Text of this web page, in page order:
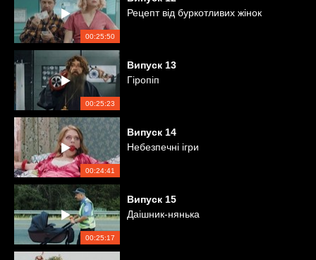
00:25:50
Рецепт від буркотливих жінок
00:25:23
Випуск 13
Гіропіп
00:24:41
Випуск 14
Небезпечні ігри
00:25:17
Випуск 15
Даішник-нянька